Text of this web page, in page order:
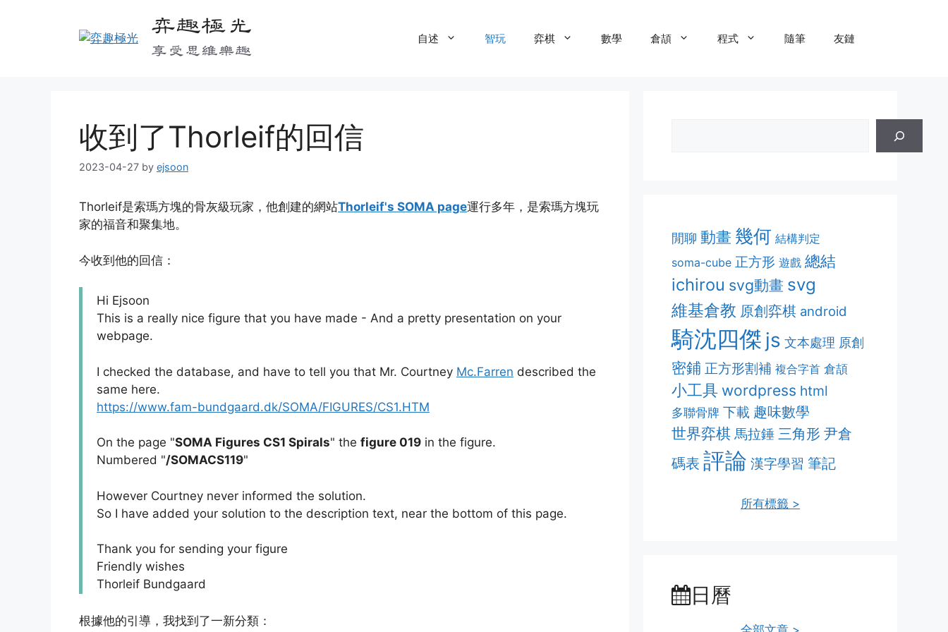
弈趣極光
享受思維樂趣
自述 智玩 弈棋 數學 倉頡 程式 隨筆 友鏈
收到了Thorleif的回信
2023-04-27 by ejsoon
Thorleif是索瑪方塊的骨灰級玩家，他創建的網站Thorleif's SOMA page運行多年，是索瑪方塊玩
家的福音和聚集地。
今收到他的回信：
Hi Ejsoon
This is a really nice figure that you have made - And a pretty presentation on your
webpage.
I checked the database, and have to tell you that Mr. Courtney Mc.Farren described the
same here.
https://www.fam-bundgaard.dk/SOMA/FIGURES/CS1.HTM
On the page "SOMA Figures CS1 Spirals" the figure 019 in the figure.
Numbered "/SOMACS119"
However Courtney never informed the solution.
So I have added your solution to the description text, near the bottom of this page.
Thank you for sending your figure
Friendly wishes
Thorleif Bundgaard
根據他的引導，我找到了一新分類：
閒聊 動畫 幾何 結構判定
soma-cube 正方形 遊戲 總結
ichirou svg動畫 svg
維基倉教 原創弈棋 android
騎沈四傑 js 文本處理 原創
密鋪 正方形割補 複合字首 倉頡
小工具 wordpress html
多聯骨牌 下載 趣味數學
世界弈棋 馬拉錘 三角形 尹倉
碼表 評論 漢字學習 筆記
所有標籤 >
日曆